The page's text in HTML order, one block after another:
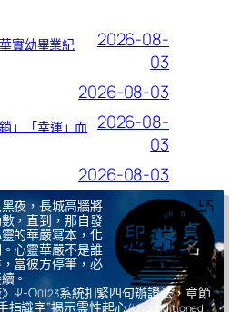
實幼畢業紀
2026-08-
03
2026-08-03
」「幸運」而
2026-08-
03
2026-08-03
夜，長城高牆將
，直到，那自發
的華嚴寫本，化
心靈華嚴不是誰
當彼方停筆，必
。
》Ψ-Ω0123系統扣緊四句辦證法，章節
指識字”揭示霊性起心(Unconditioned